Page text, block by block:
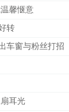
馨惬意
转
车窗与粉丝打招
耳光